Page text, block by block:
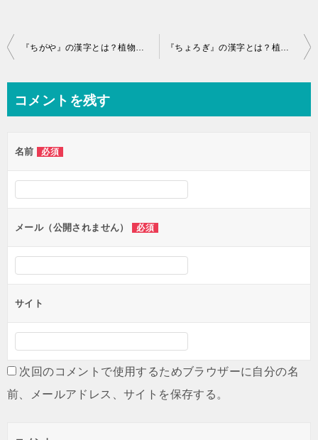
投
ビ
ー
シ
ン
『ちがや』の漢字とは？植物名,樹木,草花,作物の難読語 『ちょろぎ』の漢字とは？植物名,樹木,草花,作物の難読語
コメントを残す
名前 必須
メール（公開されません） 必須
サイト
次回のコメントで使用するためブラウザーに自分の名
前、メールアドレス、サイトを保存する。